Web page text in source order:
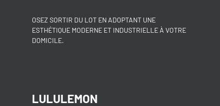
OSEZ SORTIR DU LOT EN ADOPTANT UNE
ESTHÉTIQUE MODERNE ET INDUSTRIELLE À VOTRE
DOMICILE.
LULULEMON